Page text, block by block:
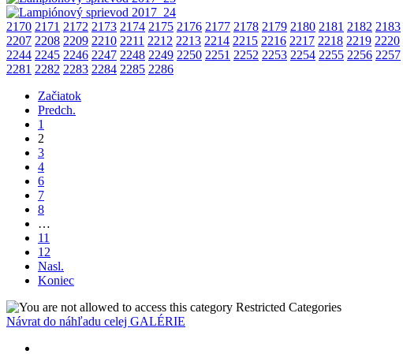
2170 2171 2172 2173 2174 2175 2176 2177 2178 2179 2180 2181 2182 2183
2207 2208 2209 2210 2211 2212 2213 2214 2215 2216 2217 2218 2219 2220
2244 2245 2246 2247 2248 2249 2250 2251 2252 2253 2254 2255 2256 2257
2281 2282 2283 2284 2285 2286
Začiatok
Predch.
1
2
3
4
6
7
8
…
11
12
Nasl.
Koniec
Restricted Categories
Návrat do náhľadu celej GALÉRIE